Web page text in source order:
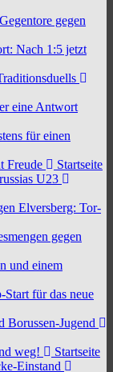
gegen
Nach 1:5 jetzt
eine Antwort
für einen
Freude
Startseite
U23
Elversberg: Tor-
gegen
und einem
für das neue
Borussen-Jugend
weg!
Startseite
Einstand